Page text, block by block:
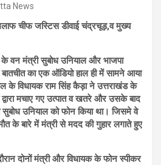
News
चीफ जस्टिस डीवाई चंद्रचूड़,व मुख्य
वन मंत्री सुबोध उनियाल और भाजपा
का एक ऑडियो हाल ही में सामने आया
के विधायक राम सिंह कैड़ा ने उत्तराखंड के
द्वारा मचाए गए उत्पात व खतरे और उसके बाद
उनियाल को फोन किया था। जिसमे वे
के बारे में मंत्री से मदद की गुहार लगाते हुए
दोनों मंत्री और विधायक के फोन स्पीकर